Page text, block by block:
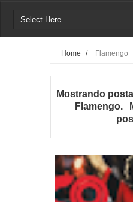
Home / Flamengo
Mostrando
Flamengo.